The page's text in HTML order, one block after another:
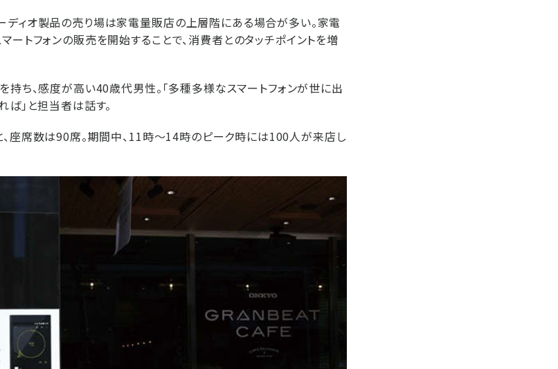
ィオ製品の売り場は家電量販店の上層階にある場合が多い。家電
トフォンの販売を開始することで、消費者とのタッチポイントを増
持ち、感度が高い40歳代男性。「多種多様なスマートフォンが世に出
ば」と担当者は話す。
座席数は90席。期間中、11時～14時のピーク時には100人が来店し